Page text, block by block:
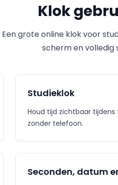
Klok
grote online klok voor
scherm en volledig
Studieklok
Houd tijd zichtbaar tijdens
zonder telefoon.
Seconden, datum